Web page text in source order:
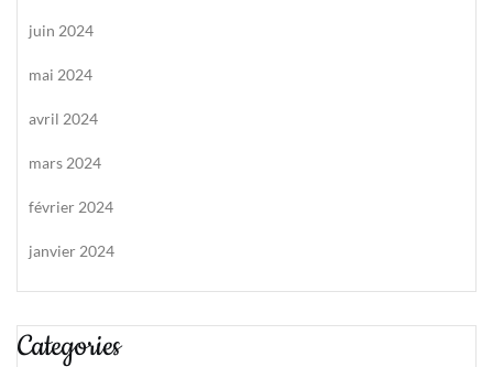
juin 2024
mai 2024
avril 2024
mars 2024
février 2024
janvier 2024
Categories